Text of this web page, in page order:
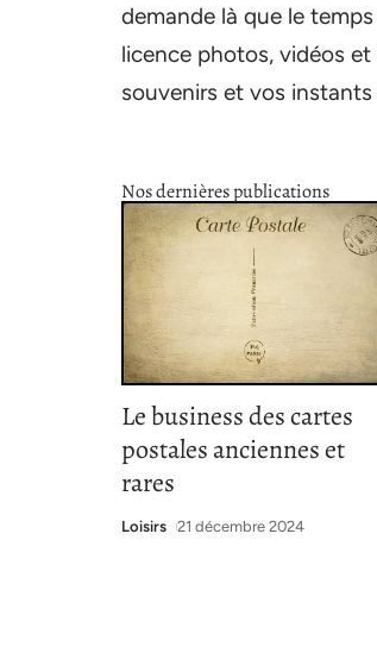
demande là que le
licence photos, vidéos
souvenirs et vos
Nos dernières publications
Le business des cartes
postales anciennes et
rares
Loisirs 21 décembre 2024